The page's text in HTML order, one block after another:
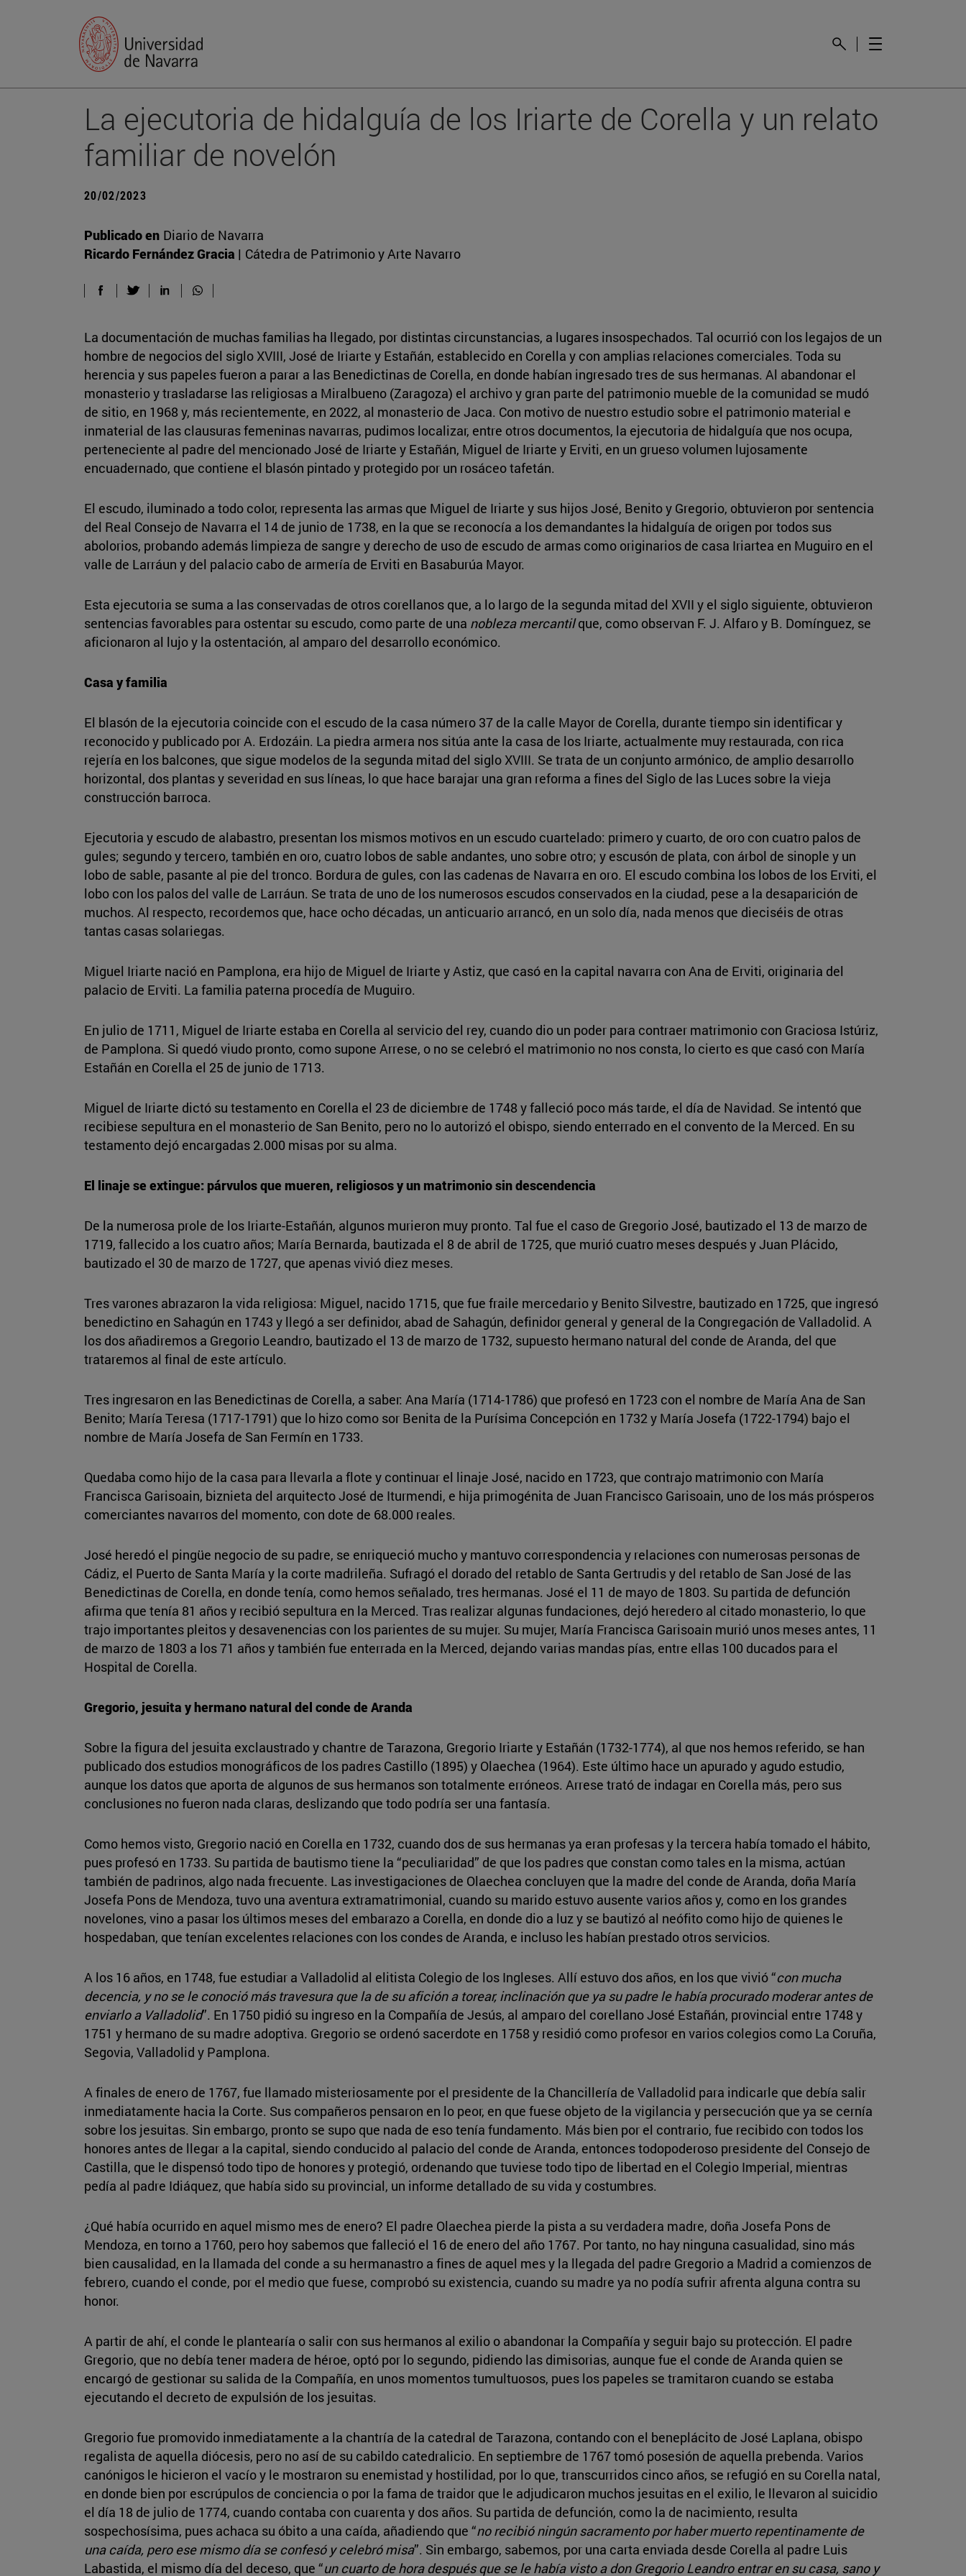
La ejecutoria de hidalguía de los Iriarte de Corella y un relato
familiar de novelón
20/02/2023
Publicado en Diario de Navarra
Ricardo Fernández Gracia | Cátedra de Patrimonio y Arte Navarro
La documentación de muchas familias ha llegado, por distintas circunstancias, a lugares insospechados. Tal ocurrió con los legajos de un
hombre de negocios del siglo XVIII, José de Iriarte y Estañán, establecido en Corella y con amplias relaciones comerciales. Toda su
herencia y sus papeles fueron a parar a las Benedictinas de Corella, en donde habían ingresado tres de sus hermanas. Al abandonar el
monasterio y trasladarse las religiosas a Miralbueno (Zaragoza) el archivo y gran parte del patrimonio mueble de la comunidad se mudó
de sitio, en 1968 y, más recientemente, en 2022, al monasterio de Jaca. Con motivo de nuestro estudio sobre el patrimonio material e
inmaterial de las clausuras femeninas navarras, pudimos localizar, entre otros documentos, la ejecutoria de hidalguía que nos ocupa,
perteneciente al padre del mencionado José de Iriarte y Estañán, Miguel de Iriarte y Erviti, en un grueso volumen lujosamente
encuadernado, que contiene el blasón pintado y protegido por un rosáceo tafetán.
El escudo, iluminado a todo color, representa las armas que Miguel de Iriarte y sus hijos José, Benito y Gregorio, obtuvieron por sentencia
del Real Consejo de Navarra el 14 de junio de 1738, en la que se reconocía a los demandantes la hidalguía de origen por todos sus
abolorios, probando además limpieza de sangre y derecho de uso de escudo de armas como originarios de casa Iriartea en Muguiro en el
valle de Larráun y del palacio cabo de armería de Erviti en Basaburúa Mayor.
Esta ejecutoria se suma a las conservadas de otros corellanos que, a lo largo de la segunda mitad del XVII y el siglo siguiente, obtuvieron
sentencias favorables para ostentar su escudo, como parte de una nobleza mercantilque, como observan F. J. Alfaro y B. Domínguez, se
aficionaron al lujo y la ostentación, al amparo del desarrollo económico.
Casa y familia
El blasón de la ejecutoria coincide con el escudo de la casa número 37 de la calle Mayor de Corella, durante tiempo sin identificar y
reconocido y publicado por A. Erdozáin. La piedra armera nos sitúa ante la casa de los Iriarte, actualmente muy restaurada, con rica
rejería en los balcones, que sigue modelos de la segunda mitad del siglo XVIII. Se trata de un conjunto armónico, de amplio desarrollo
horizontal, dos plantas y severidad en sus líneas, lo que hace barajar una gran reforma a fines del Siglo de las Luces sobre la vieja
construcción barroca.
Ejecutoria y escudo de alabastro, presentan los mismos motivos en un escudo cuartelado: primero y cuarto, de oro con cuatro palos de
gules; segundo y tercero, también en oro, cuatro lobos de sable andantes, uno sobre otro; y escusón de plata, con árbol de sinople y un
lobo de sable, pasante al pie del tronco. Bordura de gules, con las cadenas de Navarra en oro. El escudo combina los lobos de los Erviti, el
lobo con los palos del valle de Larráun. Se trata de uno de los numerosos escudos conservados en la ciudad, pese a la desaparición de
muchos. Al respecto, recordemos que, hace ocho décadas, un anticuario arrancó, en un solo día, nada menos que dieciséis de otras
tantas casas solariegas.
Miguel Iriarte nació en Pamplona, era hijo de Miguel de Iriarte y Astiz, que casó en la capital navarra con Ana de Erviti, originaria del
palacio de Erviti. La familia paterna procedía de Muguiro.
En julio de 1711, Miguel de Iriarte estaba en Corella al servicio del rey, cuando dio un poder para contraer matrimonio con Graciosa Istúriz,
de Pamplona. Si quedó viudo pronto, como supone Arrese, o no se celebró el matrimonio no nos consta, lo cierto es que casó con María
Estañán en Corella el 25 de junio de 1713.
Miguel de Iriarte dictó su testamento en Corella el 23 de diciembre de 1748 y falleció poco más tarde, el día de Navidad. Se intentó que
recibiese sepultura en el monasterio de San Benito, pero no lo autorizó el obispo, siendo enterrado en el convento de la Merced. En su
testamento dejó encargadas 2.000 misas por su alma.
El linaje se extingue: párvulos que mueren, religiosos y un matrimonio sin descendencia
De la numerosa prole de los Iriarte-Estañán, algunos murieron muy pronto. Tal fue el caso de Gregorio José, bautizado el 13 de marzo de
1719, fallecido a los cuatro años; María Bernarda, bautizada el 8 de abril de 1725, que murió cuatro meses después y Juan Plácido,
bautizado el 30 de marzo de 1727, que apenas vivió diez meses.
Tres varones abrazaron la vida religiosa: Miguel, nacido 1715, que fue fraile mercedario y Benito Silvestre, bautizado en 1725, que ingresó
benedictino en Sahagún en 1743 y llegó a ser definidor, abad de Sahagún, definidor general y general de la Congregación de Valladolid. A
los dos añadiremos a Gregorio Leandro, bautizado el 13 de marzo de 1732, supuesto hermano natural del conde de Aranda, del que
trataremos al final de este artículo.
Tres ingresaron en las Benedictinas de Corella, a saber: Ana María (1714-1786) que profesó en 1723 con el nombre de María Ana de San
Benito; María Teresa (1717-1791) que lo hizo como sor Benita de la Purísima Concepción en 1732 y María Josefa (1722-1794) bajo el
nombre de María Josefa de San Fermín en 1733.
Quedaba como hijo de la casa para llevarla a flote y continuar el linaje José, nacido en 1723, que contrajo matrimonio con María
Francisca Garisoain, biznieta del arquitecto José de Iturmendi, e hija primogénita de Juan Francisco Garisoain, uno de los más prósperos
comerciantes navarros del momento, con dote de 68.000 reales.
José heredó el pingüe negocio de su padre, se enriqueció mucho y mantuvo correspondencia y relaciones con numerosas personas de
Cádiz, el Puerto de Santa María y la corte madrileña. Sufragó el dorado del retablo de Santa Gertrudis y del retablo de San José de las
Benedictinas de Corella, en donde tenía, como hemos señalado, tres hermanas. José el 11 de mayo de 1803. Su partida de defunción
afirma que tenía 81 años y recibió sepultura en la Merced. Tras realizar algunas fundaciones, dejó heredero al citado monasterio, lo que
trajo importantes pleitos y desavenencias con los parientes de su mujer. Su mujer, María Francisca Garisoain murió unos meses antes, 11
de marzo de 1803 a los 71 años y también fue enterrada en la Merced, dejando varias mandas pías, entre ellas 100 ducados para el
Hospital de Corella.
Gregorio, jesuita y hermano natural del conde de Aranda
Sobre la figura del jesuita exclaustrado y chantre de Tarazona, Gregorio Iriarte y Estañán (1732-1774), al que nos hemos referido, se han
publicado dos estudios monográficos de los padres Castillo (1895) y Olaechea (1964). Este último hace un apurado y agudo estudio,
aunque los datos que aporta de algunos de sus hermanos son totalmente erróneos. Arrese trató de indagar en Corella más, pero sus
conclusiones no fueron nada claras, deslizando que todo podría ser una fantasía.
Como hemos visto, Gregorio nació en Corella en 1732, cuando dos de sus hermanas ya eran profesas y la tercera había tomado el hábito,
pues profesó en 1733. Su partida de bautismo tiene la “peculiaridad” de que los padres que constan como tales en la misma, actúan
también de padrinos, algo nada frecuente. Las investigaciones de Olaechea concluyen que la madre del conde de Aranda, doña María
Josefa Pons de Mendoza, tuvo una aventura extramatrimonial, cuando su marido estuvo ausente varios años y, como en los grandes
novelones, vino a pasar los últimos meses del embarazo a Corella, en donde dio a luz y se bautizó al neófito como hijo de quienes le
hospedaban, que tenían excelentes relaciones con los condes de Aranda, e incluso les habían prestado otros servicios.
A los 16 años, en 1748, fue estudiar a Valladolid al elitista Colegio de los Ingleses. Allí estuvo dos años, en los que vivió “con mucha
decencia, y no se le conoció más travesura que la de su afición a torear, inclinación que ya su padre le había procurado moderar antes de
enviarlo a Valladolid”. En 1750 pidió su ingreso en la Compañía de Jesús, al amparo del corellano José Estañán, provincial entre 1748 y
1751 y hermano de su madre adoptiva. Gregorio se ordenó sacerdote en 1758 y residió como profesor en varios colegios como La Coruña,
Segovia, Valladolid y Pamplona.
A finales de enero de 1767, fue llamado misteriosamente por el presidente de la Chancillería de Valladolid para indicarle que debía salir
inmediatamente hacia la Corte. Sus compañeros pensaron en lo peor, en que fuese objeto de la vigilancia y persecución que ya se cernía
sobre los jesuitas. Sin embargo, pronto se supo que nada de eso tenía fundamento. Más bien por el contrario, fue recibido con todos los
honores antes de llegar a la capital, siendo conducido al palacio del conde de Aranda, entonces todopoderoso presidente del Consejo de
Castilla, que le dispensó todo tipo de honores y protegió, ordenando que tuviese todo tipo de libertad en el Colegio Imperial, mientras
pedía al padre Idiáquez, que había sido su provincial, un informe detallado de su vida y costumbres.
¿Qué había ocurrido en aquel mismo mes de enero? El padre Olaechea pierde la pista a su verdadera madre, doña Josefa Pons de
Mendoza, en torno a 1760, pero hoy sabemos que falleció el 16 de enero del año 1767. Por tanto, no hay ninguna casualidad, sino más
bien causalidad, en la llamada del conde a su hermanastro a fines de aquel mes y la llegada del padre Gregorio a Madrid a comienzos de
febrero, cuando el conde, por el medio que fuese, comprobó su existencia, cuando su madre ya no podía sufrir afrenta alguna contra su
honor.
A partir de ahí, el conde le plantearía o salir con sus hermanos al exilio o abandonar la Compañía y seguir bajo su protección. El padre
Gregorio, que no debía tener madera de héroe, optó por lo segundo, pidiendo las dimisorias, aunque fue el conde de Aranda quien se
encargó de gestionar su salida de la Compañía, en unos momentos tumultuosos, pues los papeles se tramitaron cuando se estaba
ejecutando el decreto de expulsión de los jesuitas.
Gregorio fue promovido inmediatamente a la chantría de la catedral de Tarazona, contando con el beneplácito de José Laplana, obispo
regalista de aquella diócesis, pero no así de su cabildo catedralicio. En septiembre de 1767 tomó posesión de aquella prebenda. Varios
canónigos le hicieron el vacío y le mostraron su enemistad y hostilidad, por lo que, transcurridos cinco años, se refugió en su Corella natal,
en donde bien por escrúpulos de conciencia o por la fama de traidor que le adjudicaron muchos jesuitas en el exilio, le llevaron al suicidio
el día 18 de julio de 1774, cuando contaba con cuarenta y dos años. Su partida de defunción, como la de nacimiento, resulta
sospechosísima, pues achaca su óbito a una caída, añadiendo que “no recibió ningún sacramento por haber muerto repentinamente de
una caída, pero ese mismo día se confesó y celebró misa”. Sin embargo, sabemos, por una carta enviada desde Corella al padre Luis
Labastida, el mismo día del deceso, que “un cuarto de hora después que se le había visto a don Gregorio Leandro entrar en su casa, sano y